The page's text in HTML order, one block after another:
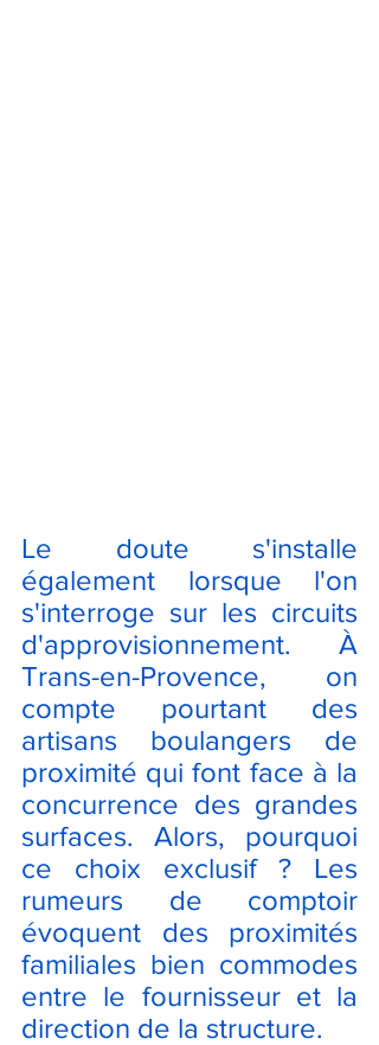
Le doute s'installe
également lorsque l'on
s'interroge sur les circuits
d'approvisionnement. À
Trans-en-Provence, on
compte pourtant des
artisans boulangers de
proximité qui font face à la
concurrence des grandes
surfaces. Alors, pourquoi
ce choix exclusif ? Les
rumeurs de comptoir
évoquent des proximités
familiales bien commodes
entre le fournisseur et la
direction de la structure.